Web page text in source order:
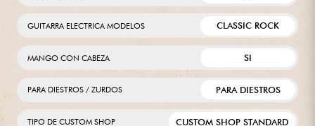
GUITARRA ELECTRICA MODELOS CLASSIC ROCK
MANGO CON CABEZA SI
PARA DIESTROS / ZURDOS PARA DIESTROS
TIPO DE CUSTOM SHOP CUSTOM SHOP STANDARD